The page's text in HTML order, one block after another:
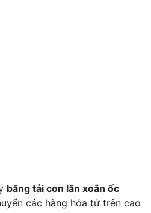
băng tải con lăn xoắn ốc
các hàng hóa từ trên cao